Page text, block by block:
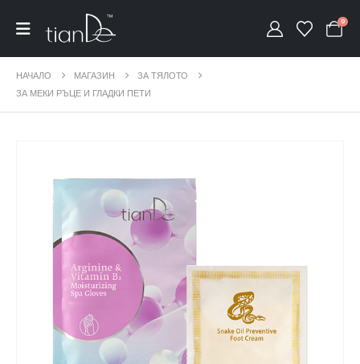
0
НАЧАЛО МАГАЗИН
ЗА ТЯЛОТО
ЗА МЕКИ РЪЦЕ И ГЛАДКИ ПЕТИ